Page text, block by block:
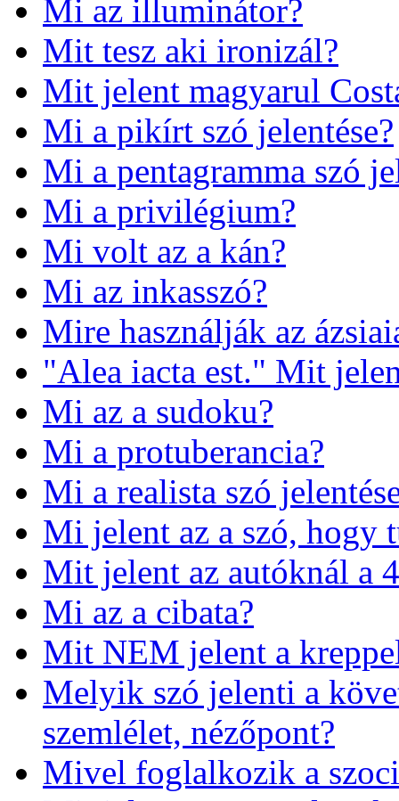
Mi az illuminátor?
Mit tesz aki ironizál?
Mit jelent magyarul
Mi a pikírt szó jelentése?
Mi a pentagramma szó
Mi a privilégium?
Mi volt az a kán?
Mi az inkasszó?
Mire használják az
"Alea iacta est." Mit
Mi az a sudoku?
Mi a protuberancia?
Mi a realista szó
Mi jelent az a szó, hogy
Mit jelent az autóknál a
Mi az a cibata?
Mit NEM jelent a
Melyik szó jelenti a
szemlélet, nézőpont?
Mivel foglalkozik a